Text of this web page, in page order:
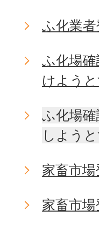
ふ化業
ふ化場
けよう
ふ化場
しよう
家畜市
家畜市